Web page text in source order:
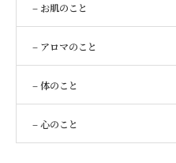
– お肌のこと
– アロマのこと
– 体のこと
– 心のこと